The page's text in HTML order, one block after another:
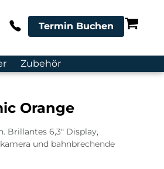
Termin Buchen
Zubehör
Orange
Brillantes 6,3″ Display,
und bahnbrechende